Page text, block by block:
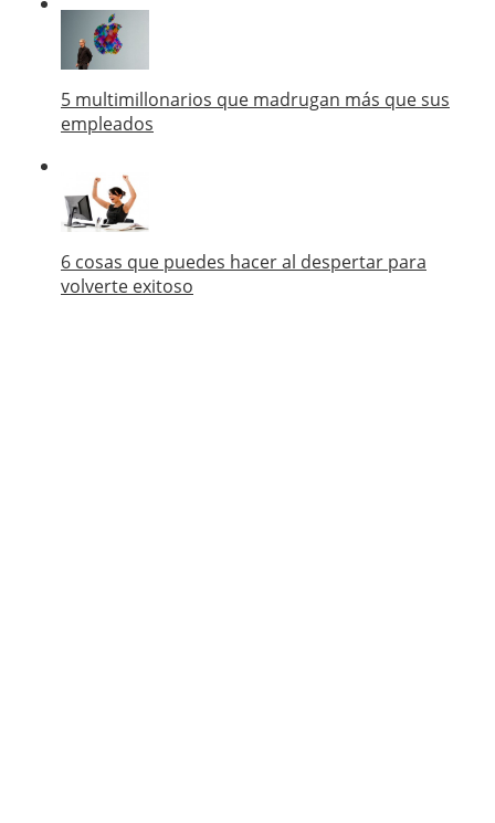
5 multimillonarios que madrugan más que sus
empleados
6 cosas que puedes hacer al despertar para
volverte exitoso